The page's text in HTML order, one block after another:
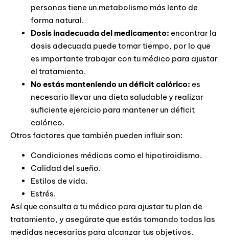
personas tiene un metabolismo más lento de
forma natural.
Dosis inadecuada del medicamento: encontrar la
dosis adecuada puede tomar tiempo, por lo que
es importante trabajar con tu médico para ajustar
el tratamiento.
No estás manteniendo un déficit calórico: es
necesario llevar una dieta saludable y realizar
suficiente ejercicio para mantener un déficit
calórico.
Otros factores que también pueden influir son:
Condiciones médicas como el hipotiroidismo.
Calidad del sueño.
Estilos de vida.
Estrés.
Así que consulta a tu médico para ajustar tu plan de
tratamiento, y asegúrate que estás tomando todas las
medidas necesarias para alcanzar tus objetivos.